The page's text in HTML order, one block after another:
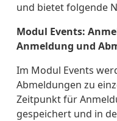
und bietet folgende
Modul Events:
Anmeldung und
Im Modul Events
Abmeldungen zu
Zeitpunkt für
gespeichert und in